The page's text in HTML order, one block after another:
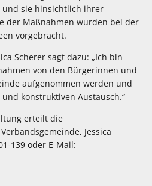
und sie hinsichtlich ihrer
der Maßnahmen wurden bei der
vorgebracht.
Scherer sagt dazu: „Ich bin
von den Bürgerinnen und
aufgenommen werden und
konstruktiven Austausch.“
erteilt die
Jessica
139 oder E-Mail: